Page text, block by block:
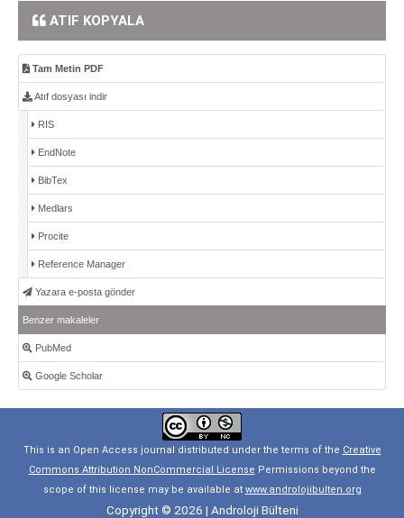
ATIF KOPYALA
Tam Metin PDF
Atıf dosyası indir
RIS
EndNote
BibTex
Medlars
Procite
Reference Manager
Yazara e-posta gönder
Benzer makaleler
PubMed
Google Scholar
This is an Open Access journal distributed under the terms of the Creative
Commons Attribution NonCommercial License Permissions beyond the
scope of this license may be available at www.androlojibulten.org
Copyright © 2026 | Androloji Bülteni